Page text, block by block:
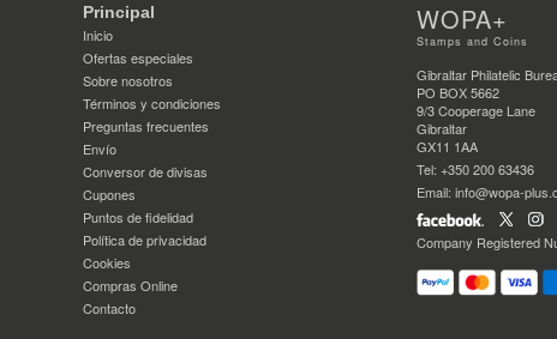
Principal
Inicio
Ofertas especiales
Sobre nosotros
Términos y condiciones
Preguntas frecuentes
Envío
Conversor de divisas
Cupones
Puntos de fidelidad
Política de privacidad
Cookies
Compras Online
Contacto
WOPA+
Stamps and Coins
Gibraltar Philatelic
PO BOX 5662
9/3 Cooperage Lane
Gibraltar
GX11 1AA
Tel: +350 200 63436
Email: info@wopa-
Company Registered